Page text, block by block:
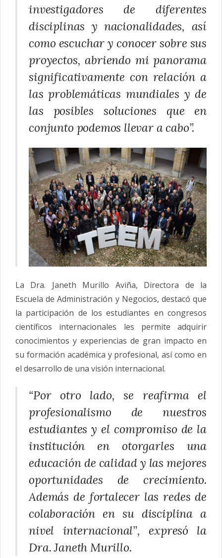
investigadores de diferentes
disciplinas y nacionalidades, así
como escuchar y conocer sobre sus
proyectos, abriendo mi panorama
significativamente con relación a
las problemáticas mundiales y de
las posibles soluciones que en
conjunto podemos llevar a cabo”.
La Dra. Janeth Murillo Aviña, Directora de la
Escuela de Administración y Negocios, destacó que
la participación de los estudiantes en congresos
científicos internacionales les permite adquirir
conocimientos y experiencias de gran impacto en
su formación académica y profesional, así como en
el desarrollo de una visión internacional.
“Por otro lado, se reafirma el
profesionalismo de nuestros
estudiantes y el compromiso de la
institución en otorgarles una
educación de calidad y las mejores
oportunidades de crecimiento.
Además de fortalecer las redes de
colaboración en su disciplina a
nivel internacional”, expresó la
Dra. Janeth Murillo.